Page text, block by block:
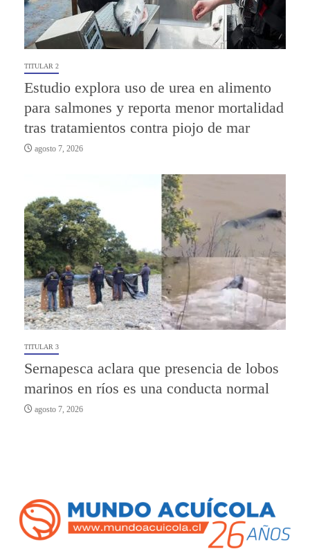
TITULAR 2
Estudio explora uso de urea en alimento
para salmones y reporta menor mortalidad
tras tratamientos contra piojo de mar
agosto 7, 2026
TITULAR 3
Sernapesca aclara que presencia de lobos
marinos en ríos es una conducta normal
agosto 7, 2026